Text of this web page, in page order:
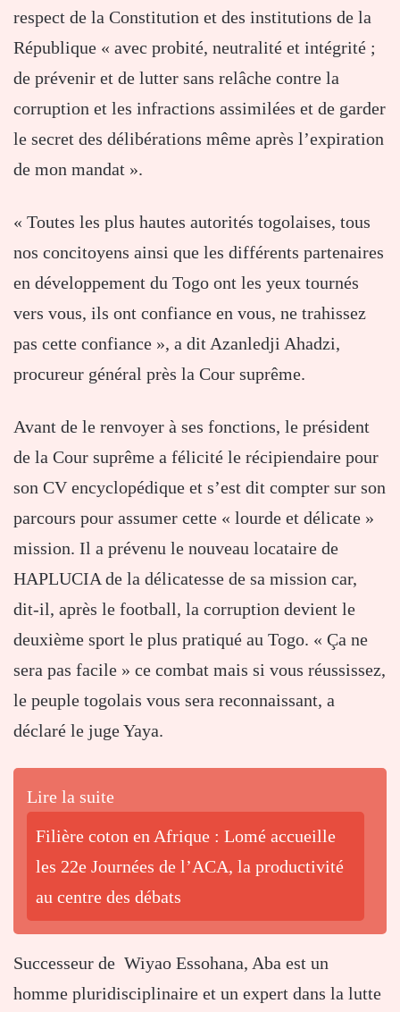
respect de la Constitution et des institutions de la
République « avec probité, neutralité et intégrité ;
de prévenir et de lutter sans relâche contre la
corruption et les infractions assimilées et de garder
le secret des délibérations même après l’expiration
de mon mandat ».
« Toutes les plus hautes autorités togolaises, tous
nos concitoyens ainsi que les différents partenaires
en développement du Togo ont les yeux tournés
vers vous, ils ont confiance en vous, ne trahissez
pas cette confiance », a dit Azanledji Ahadzi,
procureur général près la Cour suprême.
Avant de le renvoyer à ses fonctions, le président
de la Cour suprême a félicité le récipiendaire pour
son CV encyclopédique et s’est dit compter sur son
parcours pour assumer cette « lourde et délicate »
mission. Il a prévenu le nouveau locataire de
HAPLUCIA de la délicatesse de sa mission car,
dit-il, après le football, la corruption devient le
deuxième sport le plus pratiqué au Togo. « Ça ne
sera pas facile » ce combat mais si vous réussissez,
le peuple togolais vous sera reconnaissant, a
déclaré le juge Yaya.
Lire la suite
Filière coton en Afrique : Lomé accueille
les 22e Journées de l’ACA, la productivité
au centre des débats
Successeur de Wiyao Essohana, Aba est un
homme pluridisciplinaire et un expert dans la lutte